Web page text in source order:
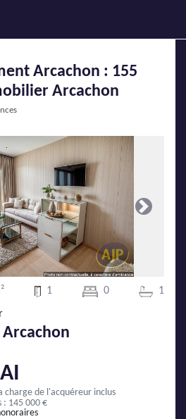
Arcachon : 155
Arcachon
Suivante
1 0 1
charge de l'acquéreur inclus
: 145 000 €